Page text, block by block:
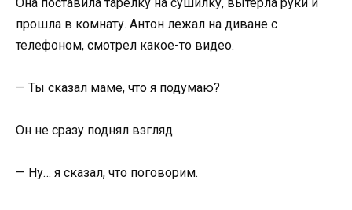
прошла в комнату. Антон лежал на диване с
телефоном, смотрел какое-то видео.
— Ты сказал маме, что я подумаю?
Он не сразу поднял взгляд.
— Ну… я сказал, что поговорим.